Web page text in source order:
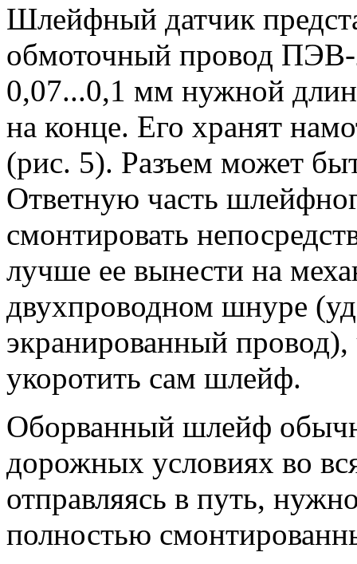
Шлейфный датчик
обмоточный провод
0,07...0,1 мм нужной
на конце. Его хранят
(рис. 5). Разъем может
Ответную часть
смонтировать
лучше ее вынести на
двухпроводном шнуре
экранированный провод),
укоротить сам шлейф.
Оборванный шлейф
дорожных условиях во
отправляясь в путь,
полностью